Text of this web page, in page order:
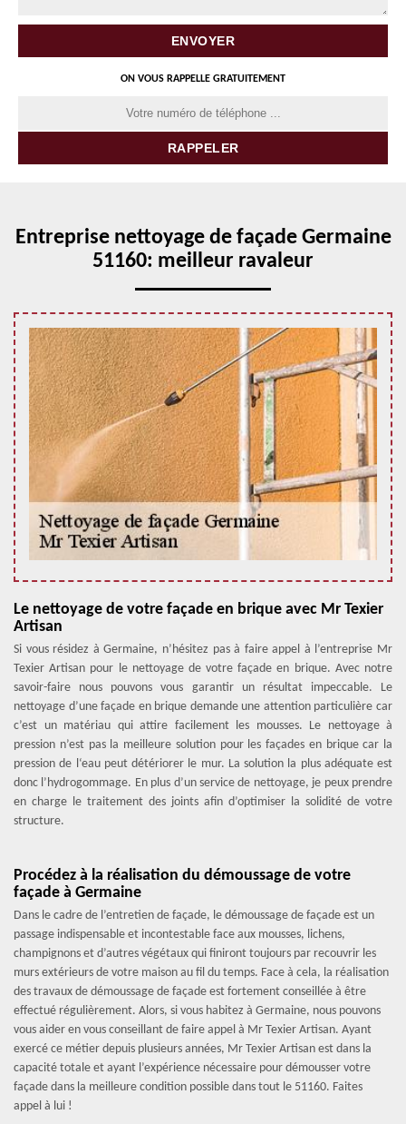
ON VOUS RAPPELLE GRATUITEMENT
Entreprise nettoyage de façade Germaine
51160: meilleur ravaleur
Le nettoyage de votre façade en brique avec Mr Texier
Artisan
Si vous résidez à Germaine, n’hésitez pas à faire appel à l’entreprise Mr
Texier Artisan pour le nettoyage de votre façade en brique. Avec notre
savoir-faire nous pouvons vous garantir un résultat impeccable. Le
nettoyage d’une façade en brique demande une attention particulière car
c’est un matériau qui attire facilement les mousses. Le nettoyage à
pression n’est pas la meilleure solution pour les façades en brique car la
pression de l‘eau peut détériorer le mur. La solution la plus adéquate est
donc l’hydrogommage. En plus d’un service de nettoyage, je peux prendre
en charge le traitement des joints afin d’optimiser la solidité de votre
structure.
Procédez à la réalisation du démoussage de votre
façade à Germaine
Dans le cadre de l’entretien de façade, le démoussage de façade est un
passage indispensable et incontestable face aux mousses, lichens,
champignons et d’autres végétaux qui finiront toujours par recouvrir les
murs extérieurs de votre maison au fil du temps. Face à cela, la réalisation
des travaux de démoussage de façade est fortement conseillée à être
effectué régulièrement. Alors, si vous habitez à Germaine, nous pouvons
vous aider en vous conseillant de faire appel à Mr Texier Artisan. Ayant
exercé ce métier depuis plusieurs années, Mr Texier Artisan est dans la
capacité totale et ayant l’expérience nécessaire pour démousser votre
façade dans la meilleure condition possible dans tout le 51160. Faites
appel à lui !